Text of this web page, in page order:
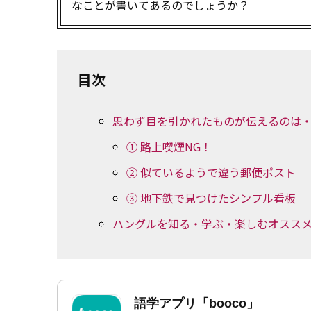
なことが書いてあるのでしょうか？
目次
思わず目を引かれたものが伝えるのは
① 路上喫煙NG！
② 似ているようで違う郵便ポスト
③ 地下鉄で見つけたシンプル看板
ハングルを知る・学ぶ・楽しむオスス